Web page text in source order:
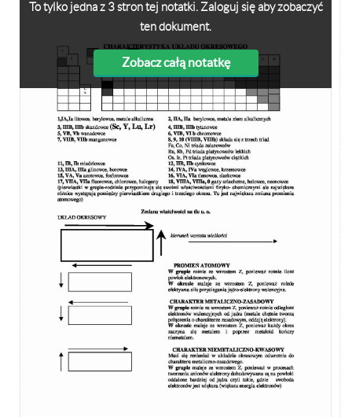
To tylko jedna z 3 stron tej notatki. Zaloguj się aby zobaczyć
ten dokument.
Zobacz całą notatkę